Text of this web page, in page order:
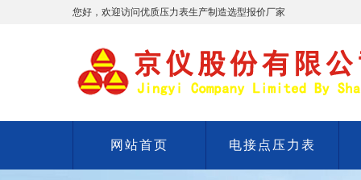
您好，欢迎访问优质压力表生产制造选型报价厂家
网站首页 电接点压力表